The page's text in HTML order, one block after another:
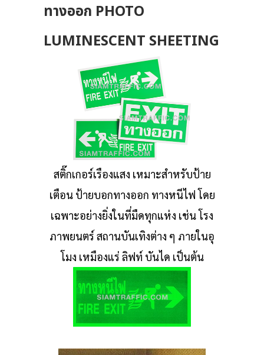
ทางออก PHOTO
LUMINESCENT SHEETING
สติ๊กเกอร์เรืองแสง เหมาะสำหรับป้าย
เตือน ป้ายบอกทางออก ทางหนีไฟ โดย
เฉพาะอย่างยิ่งในที่มืดทุกแห่ง เช่น โรง
ภาพยนตร์ สถานบันเทิงต่าง ๆ ภายในอุ
โมง เหมืองแร่ ลิฟท์ บันได เป็นต้น